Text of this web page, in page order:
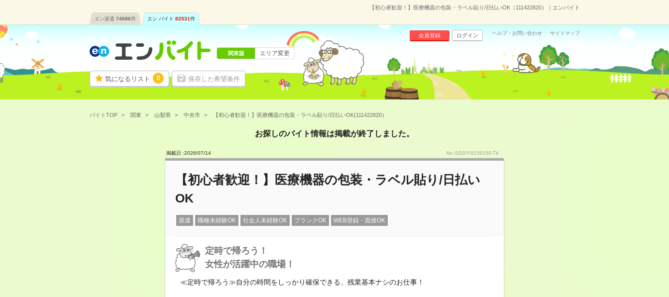
【初心者歓迎！】医療機器の包装・ラベル貼り/日払いOK（111422820）｜エンバイト
エン派遣 74686件 エン バイト 82531件
気になるリスト 0 保存した希望条件
会員登録 ログイン ヘルプ・お問い合わせ サイトマップ
関東版 エリア変更
バイトTOP 関東 山梨県 中央市 【初心者歓迎！】医療機器の包装・ラベル貼り/日払いOK(111422820）
お探しのバイト情報は掲載が終了しました。
掲載日 :2026/07/14 No.SGSIY8159150-T4
【初心者歓迎！】医療機器の包装・ラベル貼り/日払い
OK
派遣 職種未経験OK 社会人未経験OK ブランクOK WEB登録・面接OK
定時で帰ろう！
女性が活躍中の職場！
≪定時で帰ろう≫自分の時間をしっかり確保できる、残業基本ナシのお仕事！